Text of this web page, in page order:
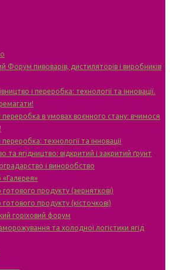
Форум пивоварів, дистиляторів і виробників
і переробка: технології та інновації.
переробка в умовах воєнного стану: вчимося
переробка: технології та інновації
та ягідництво: відкритий і закритий ґрунт
і виноробство
«Галерея»
готового продукту (зерняткові)
готового продукту (кісточкові)
горіховий форум
та холодної логістики ягід